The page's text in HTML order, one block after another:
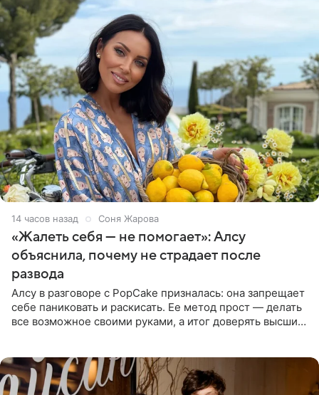
14 часов назад Соня Жарова
«Жалеть себя — не помогает»: Алсу
объяснила, почему не страдает после
развода
Алсу в разговоре с PopCake призналась: она запрещает
себе паниковать и раскисать. Ее метод прост — делать
все возможное своими руками, а итог доверять высшим